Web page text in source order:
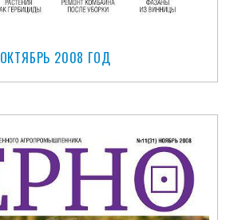
ОКТЯБРЬ 2008 ГОД